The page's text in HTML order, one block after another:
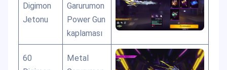
Digimon
Jetonu
Garurumon
Power Gun
kaplaması
60
Metal